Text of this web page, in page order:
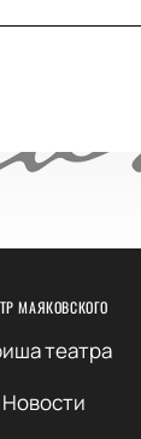
МАЯКОВСКОГО
театра
Новости